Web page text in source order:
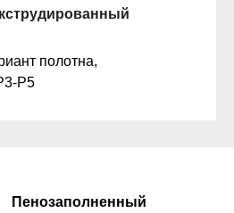
полотна,
Р5
Пенозаполненный